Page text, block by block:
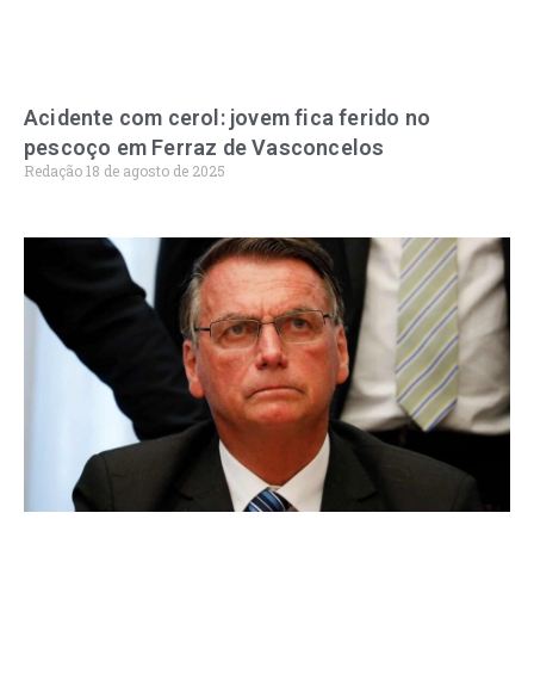
Acidente com cerol: jovem fica ferido no
pescoço em Ferraz de Vasconcelos
Redação18 de agosto de 2025